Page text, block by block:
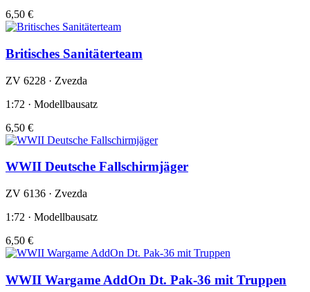
6,50 €
Britisches Sanitäterteam
ZV 6228 · Zvezda
1:72 · Modellbausatz
6,50 €
WWII Deutsche Fallschirmjäger
ZV 6136 · Zvezda
1:72 · Modellbausatz
6,50 €
WWII Wargame AddOn Dt. Pak-36 mit Truppen